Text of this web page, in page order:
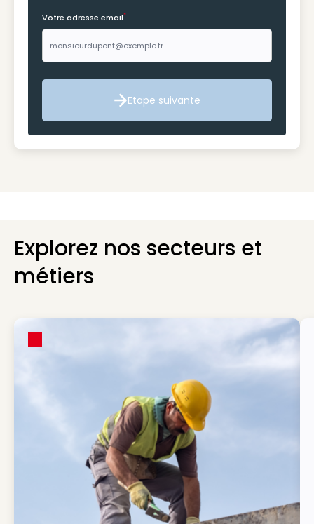
Votre adresse email*
Etape suivante
Etape suivante
Explorez nos secteurs et
métiers